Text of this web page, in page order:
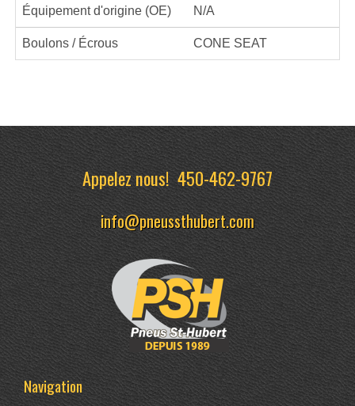
Équipement d'origine (OE) N/A
Boulons / Écrous CONE SEAT
Appelez nous!450-462-9767
info@pneussthubert.com
Navigation